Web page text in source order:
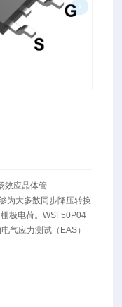
效应晶体管
为大多数同步降压转换
极电荷。WSF50P04
气应力测试（EAS）